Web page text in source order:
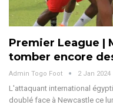
Premier League |
tomber encore
Admin Togo Foot 2 Jan 2024
L'attaquant international
doublé face à Newcastle ce